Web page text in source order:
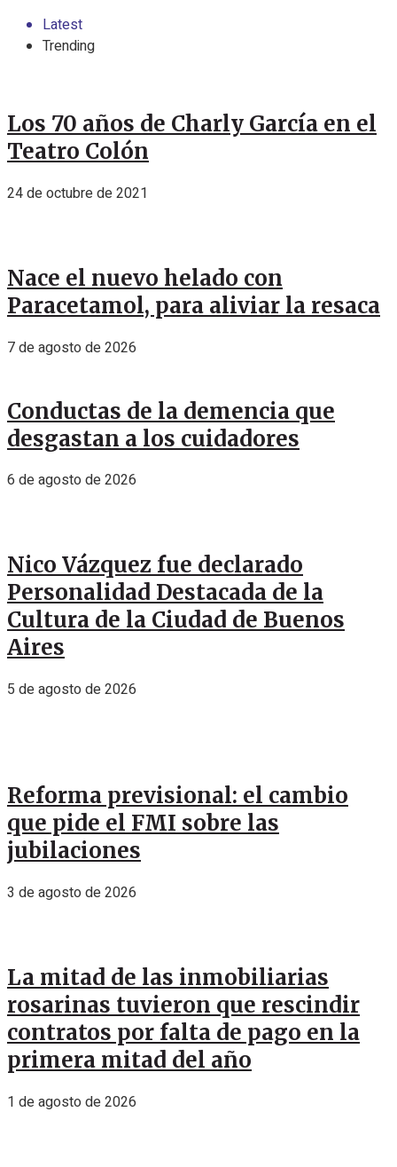
Latest
Trending
Los 70 años de Charly García en el
Teatro Colón
24 de octubre de 2021
Nace el nuevo helado con
Paracetamol, para aliviar la resaca
7 de agosto de 2026
Conductas de la demencia que
desgastan a los cuidadores
6 de agosto de 2026
Nico Vázquez fue declarado
Personalidad Destacada de la
Cultura de la Ciudad de Buenos
Aires
5 de agosto de 2026
Reforma previsional: el cambio
que pide el FMI sobre las
jubilaciones
3 de agosto de 2026
La mitad de las inmobiliarias
rosarinas tuvieron que rescindir
contratos por falta de pago en la
primera mitad del año
1 de agosto de 2026